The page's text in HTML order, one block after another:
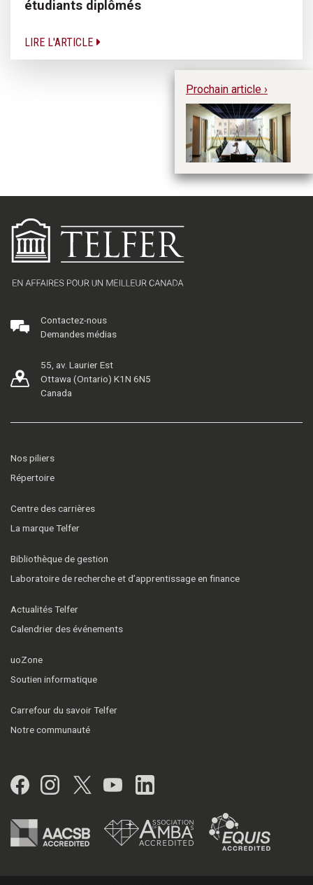
étudiants diplômés
LIRE L'ARTICLE
Prochain article ›
Contactez-nous
Demandes médias
55, av. Laurier Est
Ottawa (Ontario) K1N 6N5
Canada
Nos piliers
Répertoire
Centre des carrières
La marque Telfer
Bibliothèque de gestion
Laboratoire de recherche et d’apprentissage en finance
Actualités Telfer
Calendrier des événements
uoZone
Soutien informatique
Carrefour du savoir Telfer
Notre communauté
Facebook
Instagram
Twitter
YouTubeLinkedIn